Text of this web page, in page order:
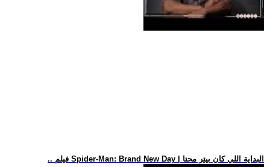
.. فيلم Spider-Man: Brand New Day | البداية اللي كان بيتر محتا